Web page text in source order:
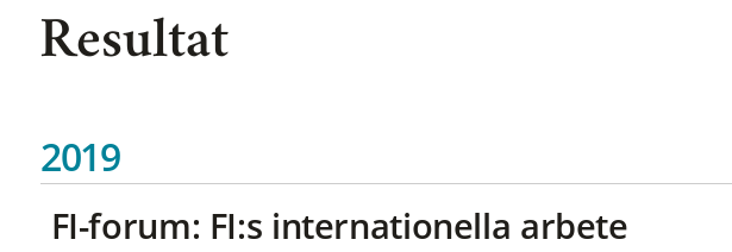
Resultat
2019
FI-forum: FI:s internationella arbete